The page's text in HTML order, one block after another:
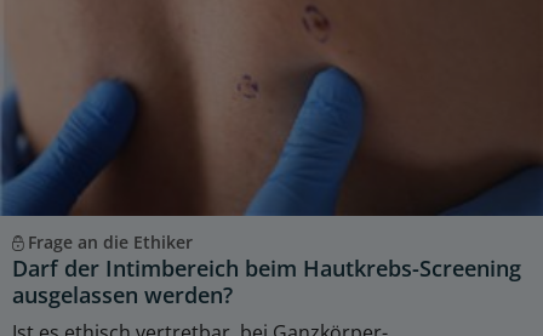
Frage an die Ethiker
Darf der Intimbereich beim Hautkrebs-Screening
ausgelassen werden?